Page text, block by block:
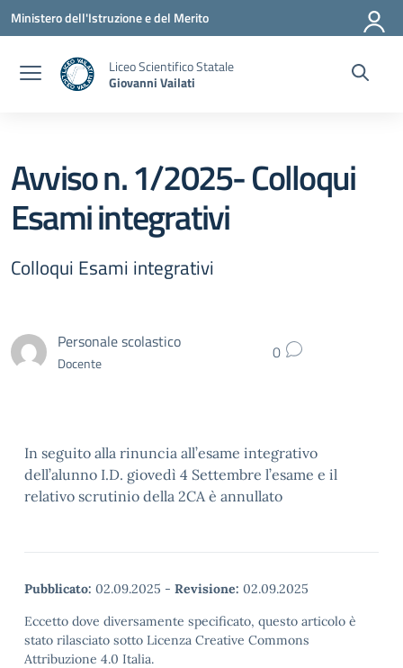
Vai ai contenuti
Vai al menu di navigazione
Vai al footer
Ministero dell'Istruzione e del Merito
Liceo Scientifico Statale
Giovanni Vailati
Avviso n. 1/2025- Colloqui
Esami integrativi
Colloqui Esami integrativi
Personale scolastico
Docente 0
In seguito alla rinuncia all’esame integrativo
dell’alunno I.D. giovedì 4 Settembre l’esame e il
relativo scrutinio della 2CA è annullato
Pubblicato: 02.09.2025 - Revisione: 02.09.2025
Eccetto dove diversamente specificato, questo articolo è
stato rilasciato sotto Licenza Creative Commons
Attribuzione 4.0 Italia.